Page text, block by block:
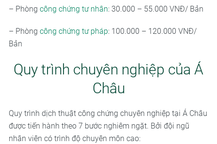
– Phòng công chứng tư nhân: 30.000 – 55.000 VNĐ/ Bản
– Phòng công chứng tư pháp: 100.000 – 120.000 VNĐ/
Bản
Quy trình chuyên nghiệp của Á
Châu
Quy trình dịch thuật công chứng chuyên nghiệp tại Á Châu
được tiến hành theo 7 bước nghiêm ngặt. Bởi đội ngũ
nhân viên có trình độ chuyên môn cao: